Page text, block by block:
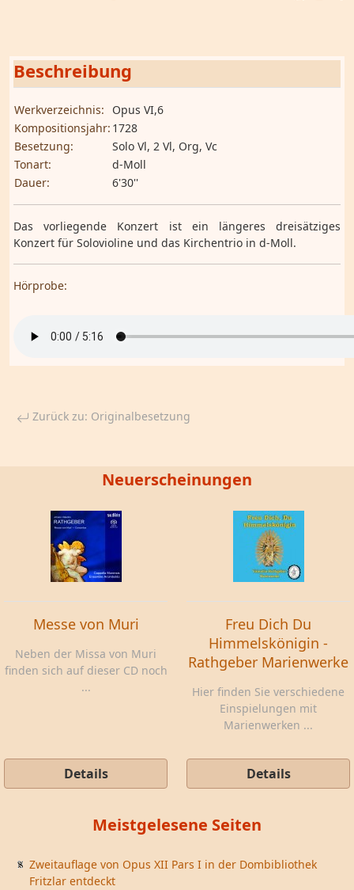
Beschreibung
Werkverzeichnis:
Opus VI,6
Kompositionsjahr: 1728
Besetzung:
Solo Vl, 2 Vl, Org, Vc
Tonart:
d-Moll
Dauer:
6'30''
Das vorliegende Konzert ist ein längeres dreisätziges
Konzert für Solovioline und das Kirchentrio in d-Moll.
Hörprobe:
Zurück zu: Originalbesetzung
Neuerscheinungen
Messe von Muri
Neben der Missa von Muri
finden sich auf dieser CD noch
...
Details
Freu Dich Du
Himmelskönigin -
Rathgeber Marienwerke
Hier finden Sie verschiedene
Einspielungen mit
Marienwerken ...
Details
Meistgelesene Seiten
Zweitauflage von Opus XII Pars I in der Dombibliothek
Fritzlar entdeckt